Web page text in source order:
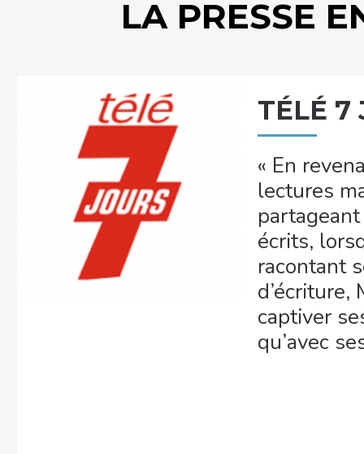
LA PRESSE
TÉLÉ 7
« En
lectures
écrits,
racontant
d’écriture,
captiver
qu’avec